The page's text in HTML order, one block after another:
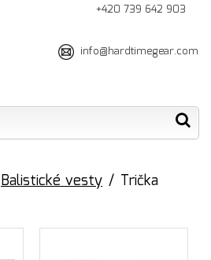
+420 739 642 903
info@hardtimegear.com
Balistické vesty Trička